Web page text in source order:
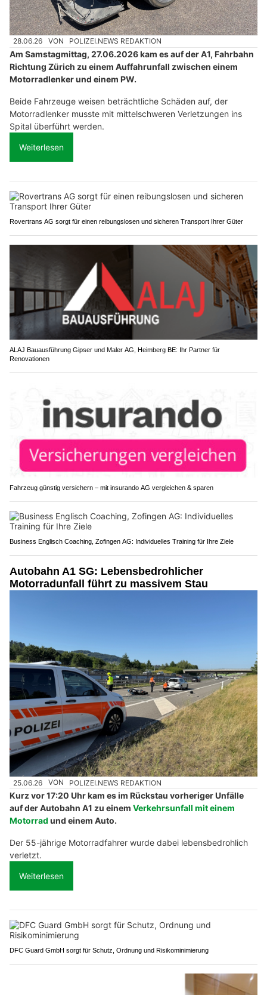
28.06.26 VON POLIZEI.NEWS REDAKTION
Am Samstagmittag, 27.06.2026 kam es auf der A1, Fahrbahn
Richtung Zürich zu einem Auffahrunfall zwischen einem
Motorradlenker und einem PW.
Beide Fahrzeuge weisen beträchtliche Schäden auf, der
Motorradlenker musste mit mittelschweren Verletzungen ins
Spital überführt werden.
Weiterlesen
Rovertrans AG sorgt für einen reibungslosen und sicheren Transport Ihrer Güter
ALAJ Bauausführung Gipser und Maler AG, Heimberg BE: Ihr Partner für
Renovationen
Fahrzeug günstig versichern – mit insurando AG vergleichen & sparen
Business Englisch Coaching, Zofingen AG: Individuelles Training für Ihre Ziele
Autobahn A1 SG: Lebensbedrohlicher
Motorradunfall führt zu massivem Stau
25.06.26 VON POLIZEI.NEWS REDAKTION
Kurz vor 17:20 Uhr kam es im Rückstau vorheriger Unfälle
auf der Autobahn A1 zu einem Verkehrsunfall mit einem
Motorrad und einem Auto.
Der 55-jährige Motorradfahrer wurde dabei lebensbedrohlich
verletzt.
Weiterlesen
DFC Guard GmbH sorgt für Schutz, Ordnung und Risikominimierung